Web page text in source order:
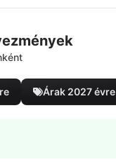
Árak 2027 évre